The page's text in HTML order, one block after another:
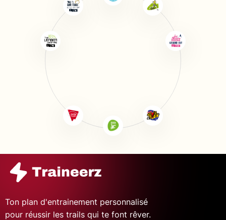
Ton plan d'entrainement personnalisé
pour réussir les trails qui te font rêver.